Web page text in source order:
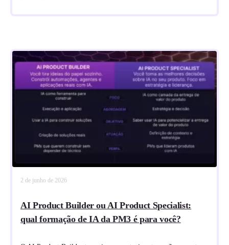
2 de junho de 2026
AI Product Builder ou AI Product Specialist:
qual formação de IA da PM3 é para você?